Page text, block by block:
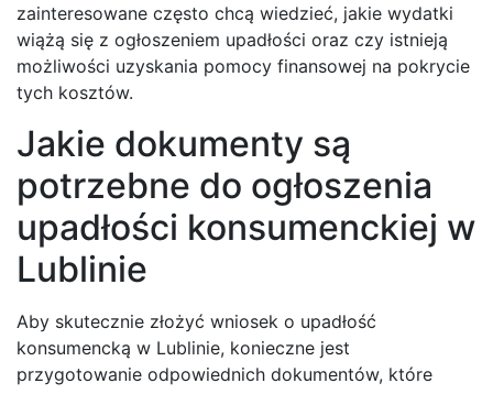
zainteresowane często chcą wiedzieć, jakie wydatki
wiążą się z ogłoszeniem upadłości oraz czy istnieją
możliwości uzyskania pomocy finansowej na pokrycie
tych kosztów.
Jakie dokumenty są
potrzebne do ogłoszenia
upadłości konsumenckiej w
Lublinie
Aby skutecznie złożyć wniosek o upadłość
konsumencką w Lublinie, konieczne jest
przygotowanie odpowiednich dokumentów, które